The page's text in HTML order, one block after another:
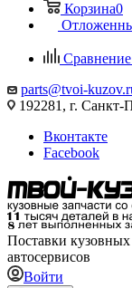
Корзина0
Сравнение
parts@tvoi-
192281, г. Санкт-
Вконтакте
Facebook
Поставки кузовных
автосервисов
Войти